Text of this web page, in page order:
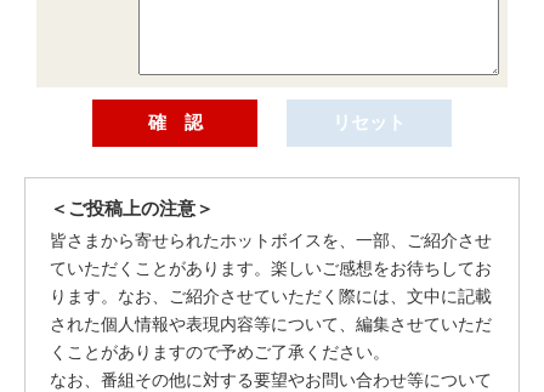
＜ご投稿上の注意＞
皆さまから寄せられたホットボイスを、一部、ご紹介させ
ていただくことがあります。楽しいご感想をお待ちしてお
ります。なお、ご紹介させていただく際には、文中に記載
された個人情報や表現内容等について、編集させていただ
くことがありますので予めご了承ください。
なお、番組その他に対する要望やお問い合わせ等について